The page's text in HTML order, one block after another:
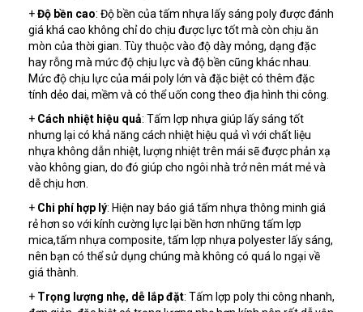
+Độ bền cao: Độ bền của tấm nhựa lấy sáng poly được đánh
giá khá cao không chỉ do chịu được lực tốt mà còn chịu ăn
mòn của thời gian. Tùy thuộc vào độ dày mỏng, dạng đặc
hay rỗng mà mức độ chịu lực và độ bền cũng khác nhau.
Mức độ chịu lực của mái poly lớn và đặc biệt có thêm đặc
tính dẻo dai, mềm và có thể uốn cong theo địa hình thi công.
+ Cách nhiệt hiệu quả: Tấm lợp nhựa giúp lấy sáng tốt
nhưng lại có khả năng cách nhiệt hiệu quả vì với chất liệu
nhựa không dẫn nhiệt, lượng nhiệt trên mái sẽ được phản xạ
vào không gian, do đó giúp cho ngôi nhà trở nên mát mẻ và
dễ chịu hơn.
+ Chi phí hợp lý: Hiện nay báo giá tấm nhựa thông minh giá
rẻ hơn so với kính cường lực lại bền hơn những tấm lợp
mica,tấm nhựa composite, tấm lợp nhựa polyester lấy sáng,
nên bạn có thể sử dụng chúng mà không có quá lo ngại về
giá thành.
+ Trọng lượng nhẹ, dễ lắp đặt: Tấm lợp poly thi công nhanh,